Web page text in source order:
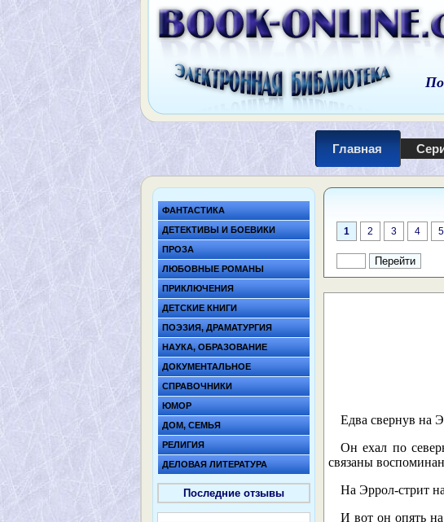
Главная
ФАНТАСТИКА
ДЕТЕКТИВЫ И БОЕВИКИ
ПРОЗА
ЛЮБОВНЫЕ РОМАНЫ
ПРИКЛЮЧЕНИЯ
ДЕТСКИЕ КНИГИ
ПОЭЗИЯ, ДРАМАТУРГИЯ
НАУКА, ОБРАЗОВАНИЕ
ДОКУМЕНТАЛЬНОЕ
СПРАВОЧНИКИ
ЮМОР
ДОМ, СЕМЬЯ
РЕЛИГИЯ
ДЕЛОВАЯ ЛИТЕРАТУРА
Последние отзывы
1 2 3 4 5
Едва свернув на
Он ехал по
связаны
На Эррол-стрит
И вот он опять